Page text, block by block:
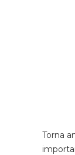
Torna